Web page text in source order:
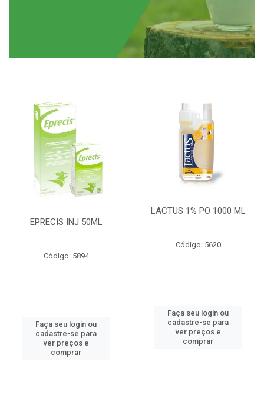
EPRECIS INJ 50ML
Código: 5894
Faça seu login ou
cadastre-se para
ver preços e
comprar
LACTUS 1% PO 1000 ML
Código: 5620
Faça seu login ou
cadastre-se para
ver preços e
comprar